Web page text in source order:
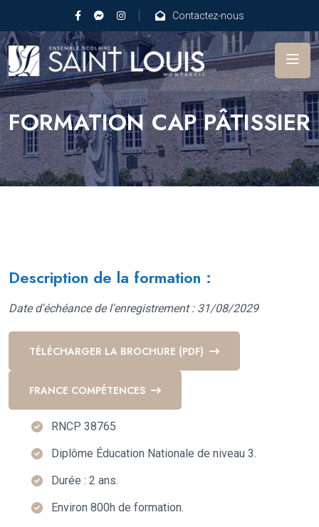
Contactez-nous
FORMATION CAP PÂTISSIER
Description de la formation :
Date d'échéance de l'enregistrement : 31/08/2029
TÉLÉCHARGER LA BROCHURE (PDF)
FRANCE COMPÉTENCES
RNCP 38765
Diplôme Éducation Nationale de niveau 3.
Durée : 2 ans.
Environ 800h de formation.